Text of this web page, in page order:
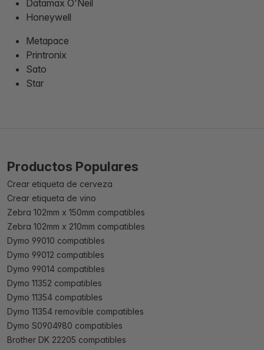
Datamax O'Neil
Honeywell
Metapace
Printronix
Sato
Star
Productos Populares
Crear etiqueta de cerveza
Crear etiqueta de vino
Zebra 102mm x 150mm compatibles
Zebra 102mm x 210mm compatibles
Dymo 99010 compatibles
Dymo 99012 compatibles
Dymo 99014 compatibles
Dymo 11352 compatibles
Dymo 11354 compatibles
Dymo 11354 removible compatibles
Dymo S0904980 compatibles
Brother DK 22205 compatibles